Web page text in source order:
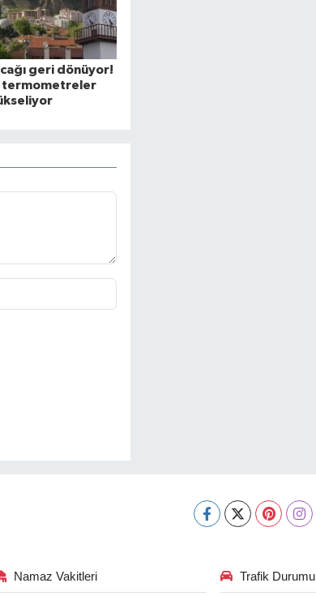
geri dönüyor!
termometreler
Namaz Vakitleri Trafik Durumu